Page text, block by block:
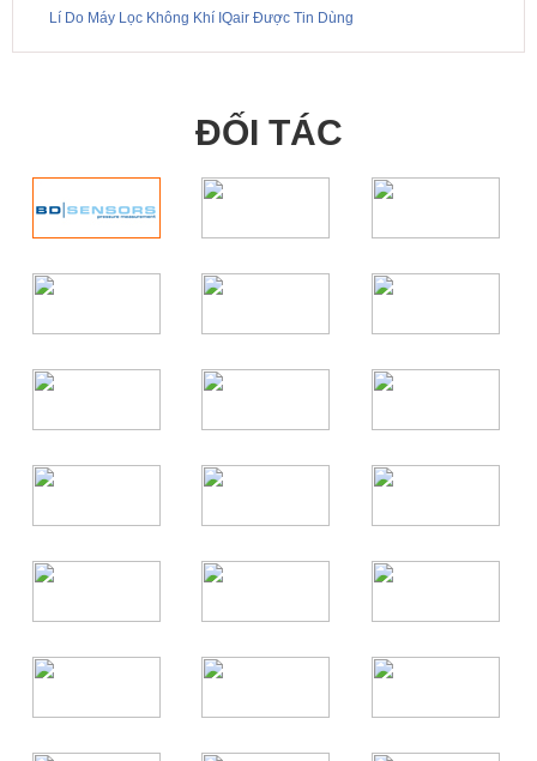
Lí Do Máy Lọc Không Khí IQair Được Tin Dùng
ĐỐI TÁC